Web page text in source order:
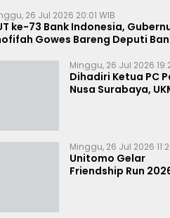
26 Jul 2026 20:01 WIB
ke-73 Bank Indonesia,
Gowes Bareng Deputi
Minggu, 26 Jul 2026
Dihadiri Ketua PC
Nusa Surabaya,
Minggu, 26 Jul 2026
Unitomo Gelar
Friendship Run